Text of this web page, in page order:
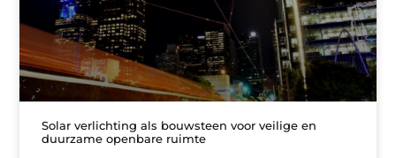
Solar verlichting als bouwsteen voor veilige en
duurzame openbare ruimte